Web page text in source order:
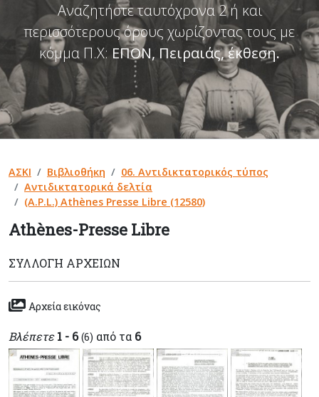
Αναζητήστε ταυτόχρονα 2 ή και
περισσότερους όρους χωρίζοντας τους με
κόμμα Π.Χ: ΕΠΟΝ, Πειραιάς, έκθεση.
ΑΣΚΙ Βιβλιοθήκη
06. Αντιδικτατορικός τύπος
Αντιδικτατορικά δελτία
(A.P.L.) Athènes Presse Libre (12580)
Athènes-Presse Libre
ΣΥΛΛΟΓΉ ΑΡΧΕΊΩΝ
Αρχεία εικόνας
Βλέπετε 1 - 6 (6) από τα 6